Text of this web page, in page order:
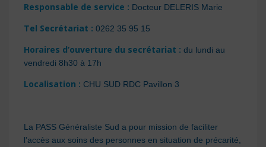
Responsable de service : Docteur DELERIS Marie
Tel Secrétariat : 0262 35 95 15
Horaires d’ouverture du secrétariat : du lundi au
vendredi 8h30 à 17h
Localisation : CHU SUD RDC Pavillon 3
La PASS Généraliste Sud a pour mission de faciliter
l’accès aux soins des personnes en situation de précarité,